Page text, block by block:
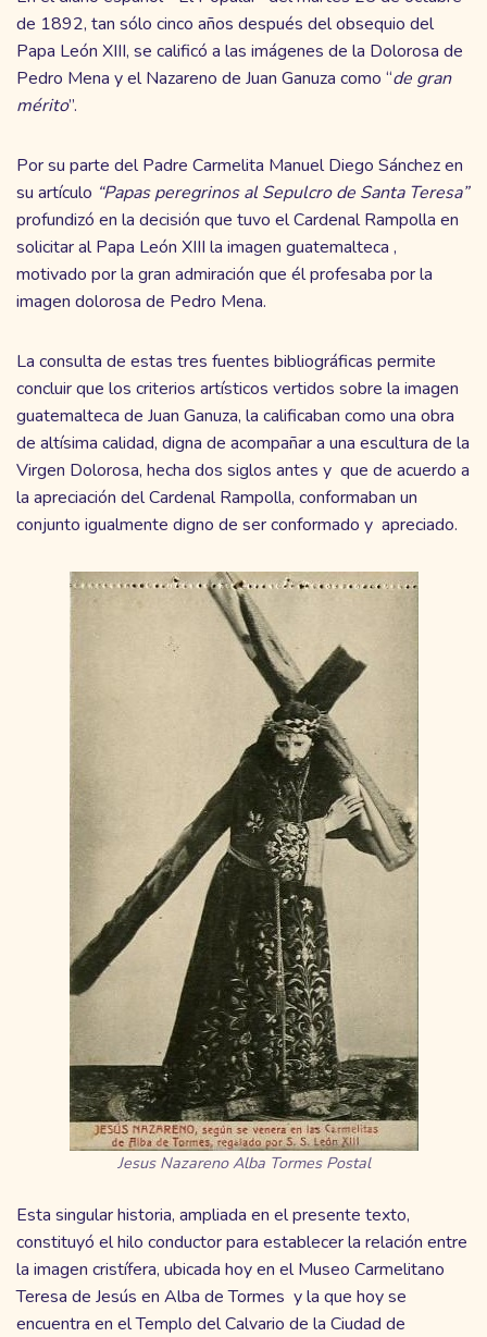
de 1892, tan sólo cinco años después del obsequio del
Papa León XIII, se calificó a las imágenes de la Dolorosa de
Pedro Mena y el Nazareno de Juan Ganuza como “de gran
mérito”.
Por su parte del Padre Carmelita Manuel Diego Sánchez en
su artículo “Papas peregrinos al Sepulcro de Santa Teresa”
profundizó en la decisión que tuvo el Cardenal Rampolla en
solicitar al Papa León XIII la imagen guatemalteca ,
motivado por la gran admiración que él profesaba por la
imagen dolorosa de Pedro Mena.
La consulta de estas tres fuentes bibliográficas permite
concluir que los criterios artísticos vertidos sobre la imagen
guatemalteca de Juan Ganuza, la calificaban como una obra
de altísima calidad, digna de acompañar a una escultura de la
Virgen Dolorosa, hecha dos siglos antes y que de acuerdo a
la apreciación del Cardenal Rampolla, conformaban un
conjunto igualmente digno de ser conformado y apreciado.
Jesus Nazareno Alba Tormes Postal
Esta singular historia, ampliada en el presente texto,
constituyó el hilo conductor para establecer la relación entre
la imagen cristífera, ubicada hoy en el Museo Carmelitano
Teresa de Jesús en Alba de Tormes y la que hoy se
encuentra en el Templo del Calvario de la Ciudad de